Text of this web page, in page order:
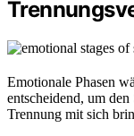
Emotionale Phasen
entscheidend, um
Trennung mit sich